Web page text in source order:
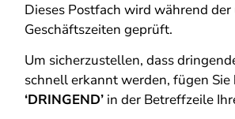
Dieses Postfach wird während
Geschäftszeiten geprüft.
Um sicherzustellen, dass
schnell erkannt werden, fügen
‘DRINGEND’ in der Betreffzeile